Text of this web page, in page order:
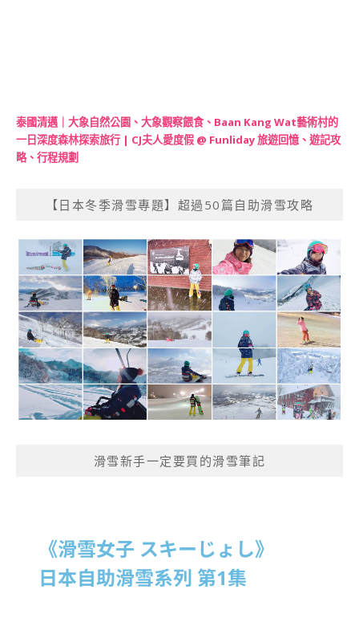
泰國清邁｜大象自然公園、大象觀察餵食、Baan Kang Wat藝術村的
一日深度森林探索旅行 | CJ夫人愛度假 @ Funliday 旅遊回憶、遊記攻
略、行程規劃
【日本冬季滑雪專題】超過50篇自助滑雪攻略
滑雪新手一定要買的滑雪筆記